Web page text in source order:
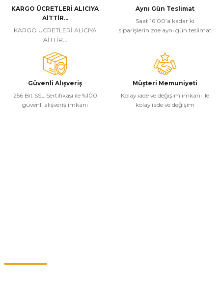
Ürün bilgilerinde hatalar bulunuyor.
Ürün fiyatı diğer sitelerden daha pahalı.
Bu ürüne benzer farklı alternatifler olmalı.
KARGO ÜCRETLERİ ALICIYA
AİTTİR...
KARGO ÜCRETLERİ ALICIYA
AİTTİR...
Aynı Gün Teslimat
Saat 16:00’a kadar ki
siparişlerinizde aynı gün teslimat
Güvenli Alışveriş
256 Bit SSL Sertifikası ile %100
güvenli alışveriş imkanı
Müşteri Memuniyeti
Kolay iade ve değişim imkanı ile
kolay iade ve değişim